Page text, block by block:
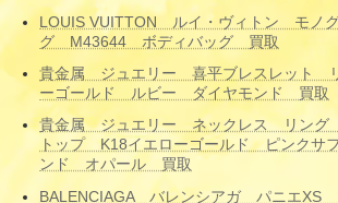
LOUIS VUITTON ルイ・ヴィトン モノ
グ M43644 ボディバッグ 買取
貴金属 ジュエリー 喜平ブレスレット
ーゴールド ルビー ダイヤモンド 買取
貴金属 ジュエリー ネックレス リング
トップ K18イエローゴールド ピンクサ
ンド オパール 買取
BALENCIAGA バレンシアガ パニエXS